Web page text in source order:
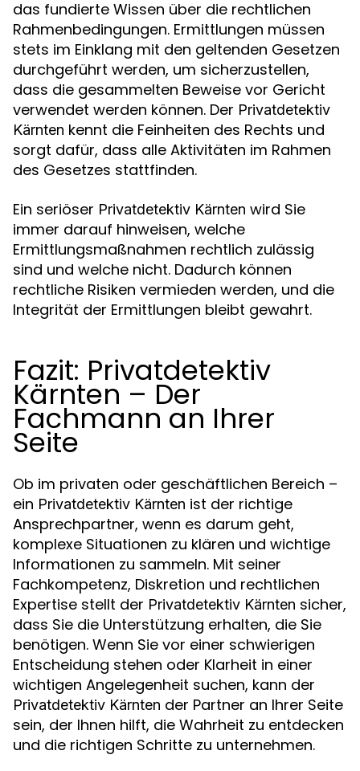
das fundierte Wissen über die rechtlichen
Rahmenbedingungen. Ermittlungen müssen
stets im Einklang mit den geltenden Gesetzen
durchgeführt werden, um sicherzustellen,
dass die gesammelten Beweise vor Gericht
verwendet werden können. Der Privatdetektiv
Kärnten kennt die Feinheiten des Rechts und
sorgt dafür, dass alle Aktivitäten im Rahmen
des Gesetzes stattfinden.
Ein seriöser Privatdetektiv Kärnten wird Sie
immer darauf hinweisen, welche
Ermittlungsmaßnahmen rechtlich zulässig
sind und welche nicht. Dadurch können
rechtliche Risiken vermieden werden, und die
Integrität der Ermittlungen bleibt gewahrt.
Fazit: Privatdetektiv
Kärnten – Der
Fachmann an Ihrer
Seite
Ob im privaten oder geschäftlichen Bereich –
ein Privatdetektiv Kärnten ist der richtige
Ansprechpartner, wenn es darum geht,
komplexe Situationen zu klären und wichtige
Informationen zu sammeln. Mit seiner
Fachkompetenz, Diskretion und rechtlichen
Expertise stellt der Privatdetektiv Kärnten sicher,
dass Sie die Unterstützung erhalten, die Sie
benötigen. Wenn Sie vor einer schwierigen
Entscheidung stehen oder Klarheit in einer
wichtigen Angelegenheit suchen, kann der
Privatdetektiv Kärnten der Partner an Ihrer Seite
sein, der Ihnen hilft, die Wahrheit zu entdecken
und die richtigen Schritte zu unternehmen.